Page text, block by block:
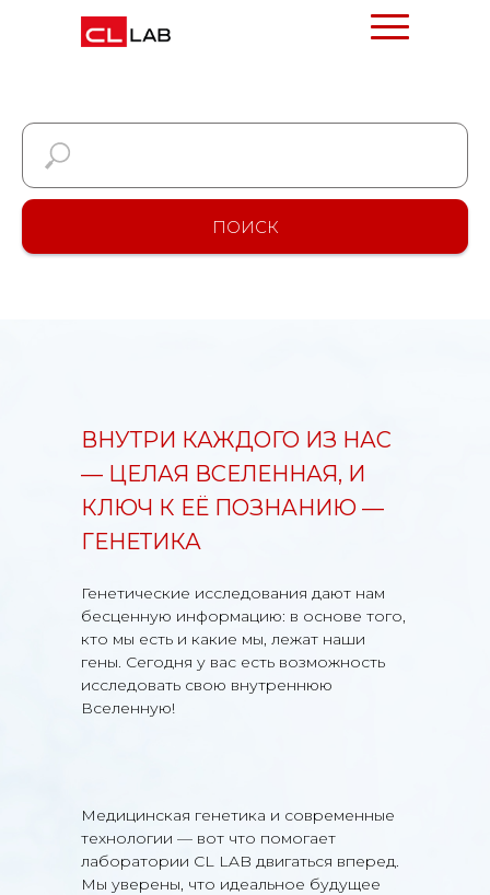
ПОИСК
Генетические исследования дают нам
бесценную информацию: в основе того,
кто мы есть и какие мы, лежат наши
гены. Сегодня у вас есть возможность
исследовать свою внутреннюю
Вселенную!
Медицинская генетика и современные
технологии — вот что помогает
лаборатории CL LAB двигаться вперед.
Мы уверены, что идеальное будущее
ВНУТРИ КАЖДОГО ИЗ НАС
— ЦЕЛАЯ ВСЕЛЕННАЯ, И
КЛЮЧ К ЕЁ ПОЗНАНИЮ —
ГЕНЕТИКА